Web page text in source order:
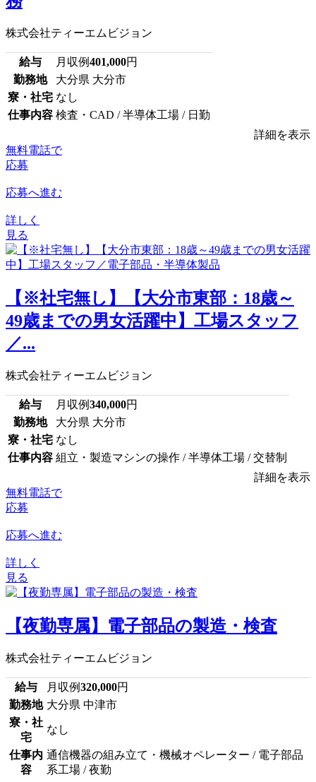
株式会社ティーエムビジョン
給与 月収例401,000円
勤務地
大分県 大分市
寮・社宅 なし
仕事内容 検査・CAD / 半導体工場 / 日勤
詳細を表示
無料電話で
応募
応募へ進む
詳しく
見る
【※社宅無し】【大分市東部：18歳～
49歳までの男女活躍中】工場スタッフ
／...
株式会社ティーエムビジョン
給与 月収例340,000円
勤務地
大分県 大分市
寮・社宅 なし
仕事内容 組立・製造マシンの操作 / 半導体工場 / 交替制
詳細を表示
無料電話で
応募
応募へ進む
詳しく
見る
【夜勤専属】電子部品の製造・検査
株式会社ティーエムビジョン
給与 月収例320,000円
勤務地 大分県 中津市
寮・社
宅
なし
仕事内
容
通信機器の組み立て・機械オペレーター / 電子部品
系工場 / 夜勤